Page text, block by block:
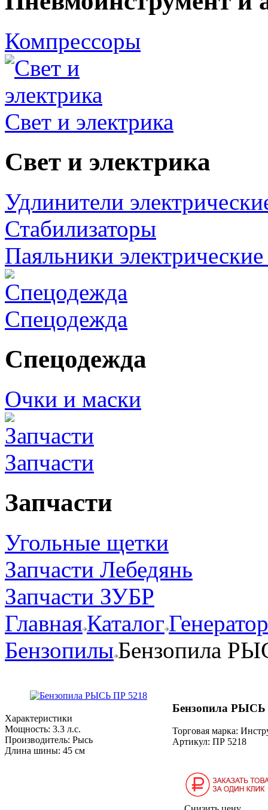
Компрессоры
Свет и электрика
Свет и электрика
Удлинители
Стабилизаторы
Паяльники
Спецодежда
Спецодежда
Очки и маски
Запчасти
Запчасти
Угольные щетки
Запчасти Лебедянь
Запчасти ЗУБР
ГлавнаяКаталог
БензопилыБензопила
Характеристики
Мощность: 3.3 л.с.
Производитель: Рысь
Длина шины: 45 см
Бензопила РЫСЬ
Торговая марка:
Артикул: ПР 5218